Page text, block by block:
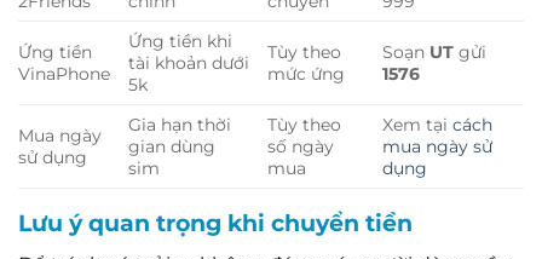
Ứng tiền
VinaPhone
Ứng tiền khi
tài khoản dưới
5k
Tùy theo
mức ứng
Soạn UT gửi
1576
Mua ngày
sử dụng
Gia hạn thời
gian dùng
sim
Tùy theo
số ngày
mua
Xem tạicách
mua ngày sử
dụng
Lưu ý quan trọng khi chuyển tiền